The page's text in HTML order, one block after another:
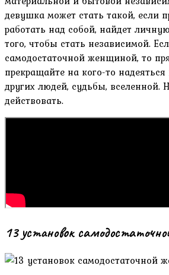
девушка может стать такой, если
работать над собой, найдет
того, чтобы стать независимой.
самодостаточной женщиной, то
прекращайте на кого-то
других людей, судьбы, вселенной.
действовать.
13 установок